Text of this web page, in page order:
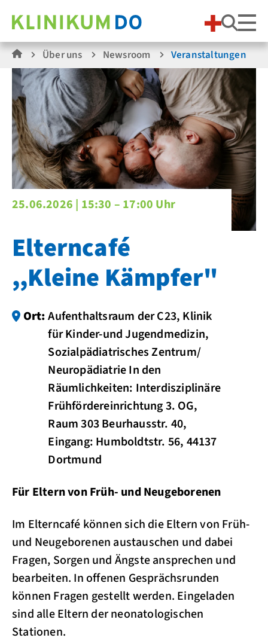
Über uns Newsroom Veranstaltungen
25.06.2026 | 15:30 – 17:00 Uhr
Elterncafé
,,Kleine Kämpfer"
Ort:Aufenthaltsraum der C23, Klinik
für Kinder-und Jugendmedizin,
Sozialpädiatrisches Zentrum/
Neuropädiatrie In den
Räumlichkeiten: Interdisziplinäre
Frühfördereinrichtung 3. OG,
Raum 303 Beurhausstr. 40,
Eingang: Humboldtstr. 56, 44137
Dortmund
Für Eltern von Früh- und Neugeborenen
Im Elterncafé können sich die Eltern von Früh-
und Neugeborenen austauschen und dabei
Fragen, Sorgen und Ängste ansprechen und
bearbeiten. In offenen Gesprächsrunden
können Fragen gestellt werden. Eingeladen
sind alle Eltern der neonatologischen
Stationen.